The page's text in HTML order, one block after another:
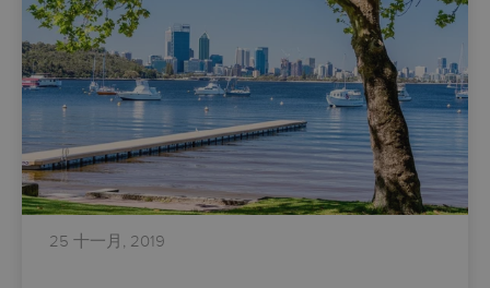
25 十一月, 2019